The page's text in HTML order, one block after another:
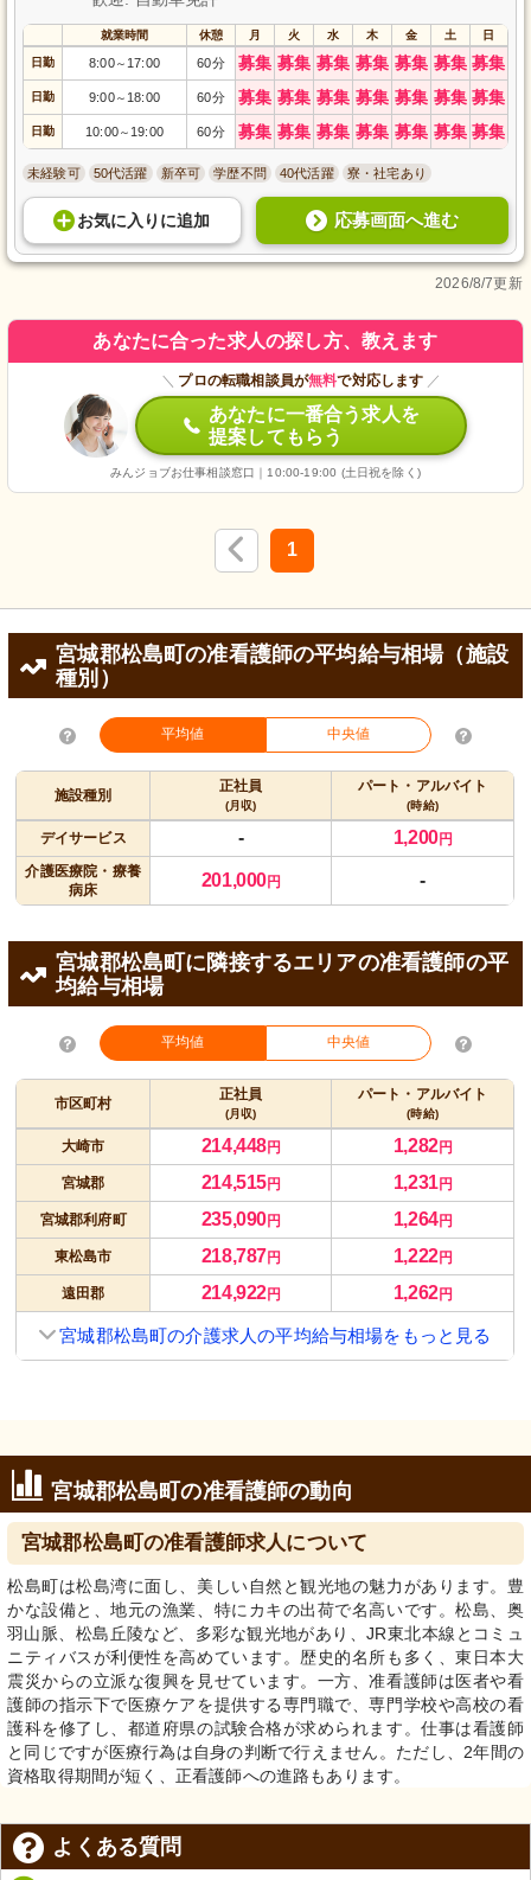
就業時間 休憩 月 火 水 木 金 土 日
日勤 8:00～ 17:00 60分 募集 募集 募集 募集 募集 募集 募集
日勤 9:00～ 18:00 60分 募集 募集 募集 募集 募集 募集 募集
日勤 10:00～ 19:00 60分 募集 募集 募集 募集 募集 募集 募集
未経験可 50代活躍 新卒可 学歴不問 40代活躍 寮・社宅あり
お気に入り に追加 応募画面へ進む
2026/8/7更新
あなたに合った求人の探し方、教えます
＼ プロの転職相談員が無料で対応します ／
あなたに一番合う求人を
提案してもらう
みんジョブお仕事相談窓口｜10:00-19:00 (土日祝を除く)
1
宮城郡松島町の准看護師の平均給与相場（施設
種別）
平均値 中央値
施設種別
正社員
(月収)
パート・アルバイト
(時給)
デイサービス - 1,200円
介護医療院・療養
病床
201,000円 -
宮城郡松島町に隣接するエリアの准看護師の平
均給与相場
平均値 中央値
市区町村
正社員
(月収)
パート・アルバイト
(時給)
大崎市 214,448円 1,282円
宮城郡 214,515円 1,231円
宮城郡利府町 235,090円 1,264円
東松島市 218,787円 1,222円
遠田郡 214,922円 1,262円
宮城郡松島町の介護求人の平均給与相場をもっと見る
宮城郡松島町の准看護師の動向
宮城郡松島町の准看護師求人について
松島町は松島湾に面し、美しい自然と観光地の魅力があります。豊
かな設備と、地元の漁業、特にカキの出荷で名高いです。松島、奥
羽山脈、松島丘陵など、多彩な観光地があり、JR東北本線とコミュ
ニティバスが利便性を高めています。歴史的名所も多く、東日本大
震災からの立派な復興を見せています。一方、准看護師は医者や看
護師の指示下で医療ケアを提供する専門職で、専門学校や高校の看
護科を修了し、都道府県の試験合格が求められます。仕事は看護師
と同じですが医療行為は自身の判断で行えません。ただし、2年間の
資格取得期間が短く、正看護師への進路もあります。
よくある質問